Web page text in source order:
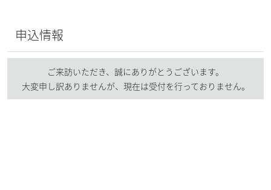
申込情報
ご来訪いただき、誠にありがとうございます。
大変申し訳ありませんが、現在は受付を行っておりません。